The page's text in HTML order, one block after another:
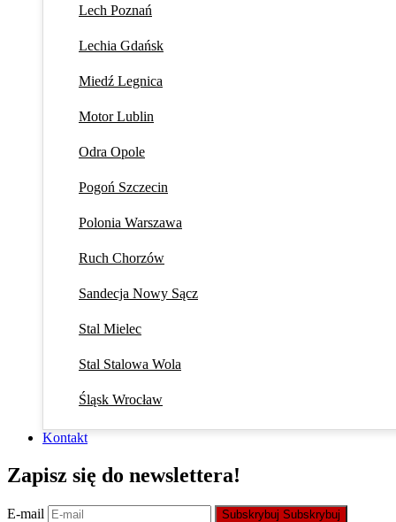
Lech Poznań
Lechia Gdańsk
Miedź Legnica
Motor Lublin
Odra Opole
Pogoń Szczecin
Polonia Warszawa
Ruch Chorzów
Sandecja Nowy Sącz
Stal Mielec
Stal Stalowa Wola
Śląsk Wrocław
Kontakt
Zapisz się do newslettera!
E-mail Subskrybuj Subskrybuj